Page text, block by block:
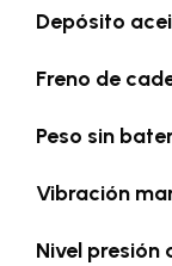
Depósito
Freno de
Peso sin
Vibración
Nivel presión